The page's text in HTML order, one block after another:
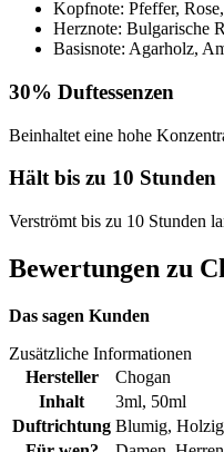
Kopfnote: Pfeffer,
Herznote: Bulgarische
Basisnote: Agarholz,
30% Duftessenzen
Beinhaltet eine hohe
Hält bis zu 10 Stunden
Verströmt bis zu 10 Stunden
Bewertungen zu
Das sagen Kunden
Zusätzliche Informationen
Hersteller
Chogan
Inhalt
3ml, 50ml
Duftrichtung Blumig, Holzig